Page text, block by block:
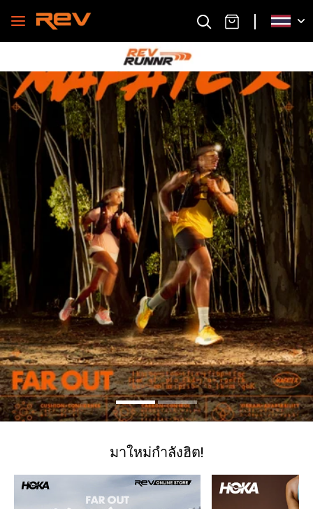
มาใหม่กำลังฮิต!